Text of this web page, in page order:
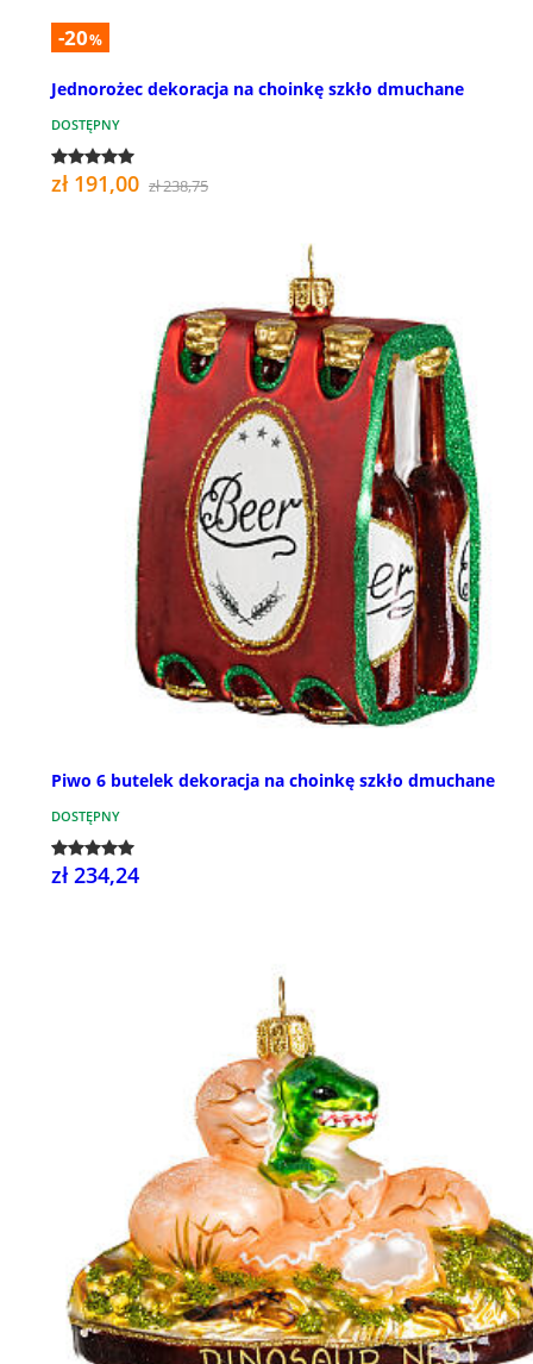
-20%
Jednorożec dekoracja na choinkę szkło dmuchane
DOSTĘPNY
zł 191,00 zł 238,75
Piwo 6 butelek dekoracja na choinkę szkło dmuchane
DOSTĘPNY
zł 234,24